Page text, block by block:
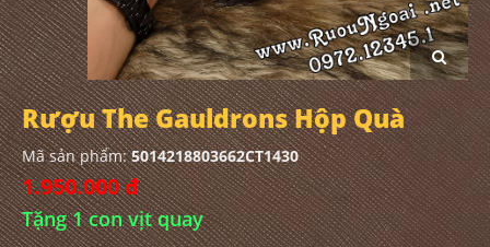
Rượu The Gauldrons Hộp Quà
Mã sản phẩm:5014218803662CT1430
1.950.000 đ
Tặng 1 con vịt quay